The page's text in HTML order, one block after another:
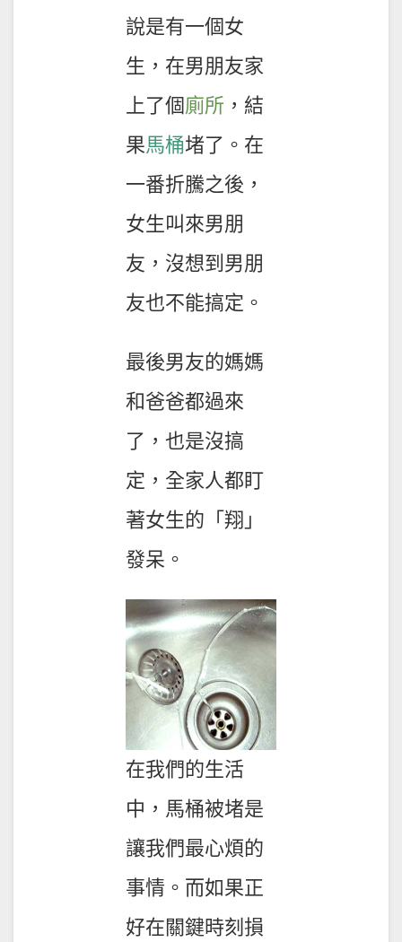
說是有一個女
生，在男朋友家
上了個廁所 ，結
果馬桶堵了。在
一番折騰之後，
女生叫來男朋
友，沒想到男朋
友也不能搞定。
最後男友的媽媽
和爸爸都過來
了，也是沒搞
定，全家人都盯
著女生的「翔」
發呆。
在我們的生活
中，馬桶被堵是
讓我們最心煩的
事情。而如果正
好在關鍵時刻損